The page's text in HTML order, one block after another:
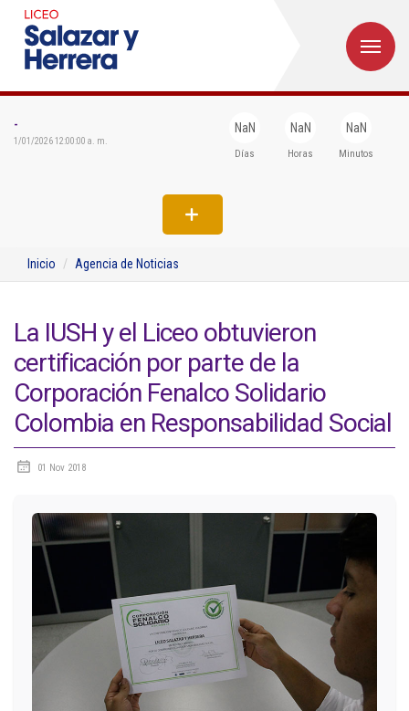
-
1/01/2026 12:00:00 a. m.
NaN
Días
NaN
Horas
NaN
Minutos
Inicio Agencia de Noticias
La IUSH y el Liceo obtuvieron
certificación por parte de la
Corporación Fenalco Solidario
Colombia en Responsabilidad Social
01 Nov 2018
Formación
Departamentos
Extensión
Bienestar
Biblioteca
Circulares
Pagos
PQRSF